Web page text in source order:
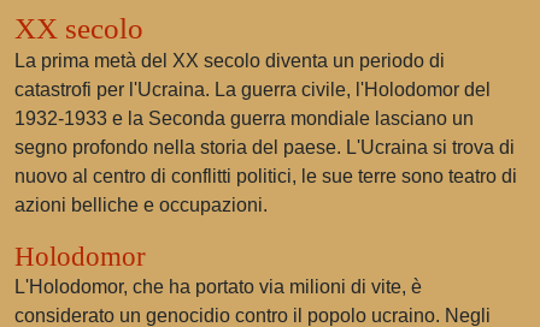
XX secolo
La prima metà del XX secolo diventa un periodo di
catastrofi per l'Ucraina. La guerra civile, l'Holodomor del
1932-1933 e la Seconda guerra mondiale lasciano un
segno profondo nella storia del paese. L'Ucraina si trova di
nuovo al centro di conflitti politici, le sue terre sono teatro di
azioni belliche e occupazioni.
Holodomor
L'Holodomor, che ha portato via milioni di vite, è
considerato un genocidio contro il popolo ucraino. Negli